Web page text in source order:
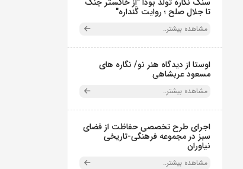
تا جلال صلح ؛ روایت گَنداره"
مشاهده بیشتر..
اوستا از دیدگاه هنر نو/ نگاره های
مسعود عربشاهی
مشاهده بیشتر..
اجرای طرح تخصصی حفاظت از فضای
سبز در مجموعه فرهنگی-تاریخی
نیاوران
مشاهده بیشتر..